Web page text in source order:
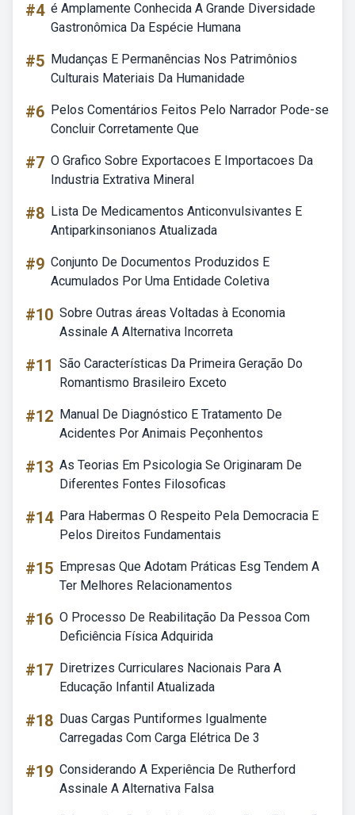
#4 é Amplamente Conhecida A Grande Diversidade
Gastronômica Da Espécie Humana
#5 Mudanças E Permanências Nos Patrimônios
Culturais Materiais Da Humanidade
#6 Pelos Comentários Feitos Pelo Narrador Pode-se
Concluir Corretamente Que
#7 O Grafico Sobre Exportacoes E Importacoes Da
Industria Extrativa Mineral
#8 Lista De Medicamentos Anticonvulsivantes E
Antiparkinsonianos Atualizada
#9 Conjunto De Documentos Produzidos E
Acumulados Por Uma Entidade Coletiva
#10 Sobre Outras áreas Voltadas à Economia
Assinale A Alternativa Incorreta
#11 São Características Da Primeira Geração Do
Romantismo Brasileiro Exceto
#12 Manual De Diagnóstico E Tratamento De
Acidentes Por Animais Peçonhentos
#13 As Teorias Em Psicologia Se Originaram De
Diferentes Fontes Filosoficas
#14 Para Habermas O Respeito Pela Democracia E
Pelos Direitos Fundamentais
#15 Empresas Que Adotam Práticas Esg Tendem A
Ter Melhores Relacionamentos
#16 O Processo De Reabilitação Da Pessoa Com
Deficiência Física Adquirida
#17 Diretrizes Curriculares Nacionais Para A
Educação Infantil Atualizada
#18 Duas Cargas Puntiformes Igualmente
Carregadas Com Carga Elétrica De 3
#19 Considerando A Experiência De Rutherford
Assinale A Alternativa Falsa